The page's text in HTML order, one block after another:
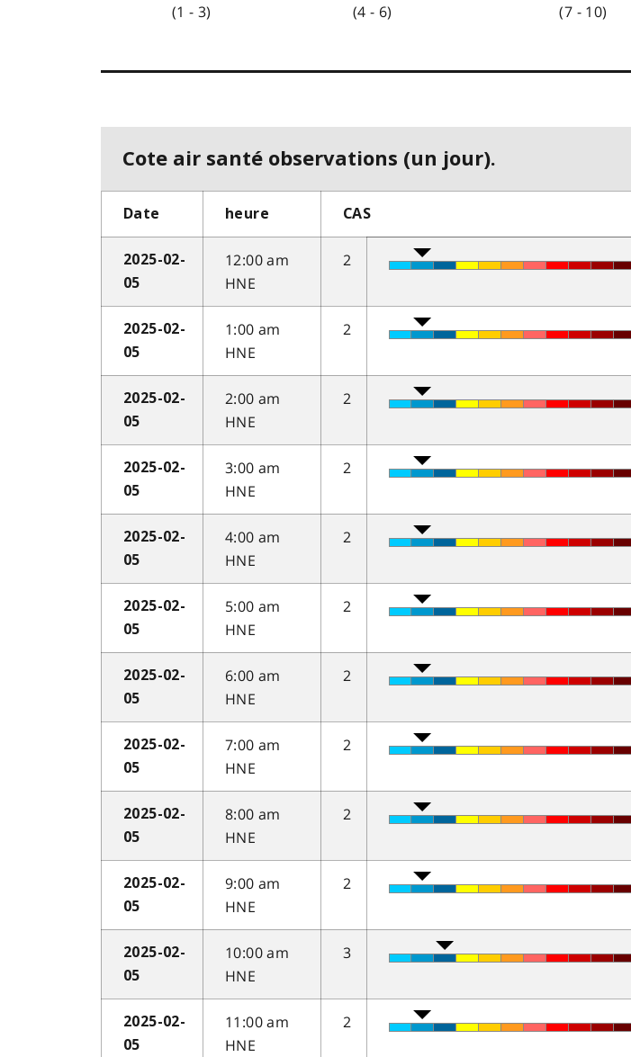
(1 - 3)
(4 - 6)
(7 - 10)
Cote air santé observations (un jour).
Date heure CAS
2025-02-
05
12:00 am
HNE
2
2025-02-
05
1:00 am
HNE
2
2025-02-
05
2:00 am
HNE
2
2025-02-
05
3:00 am
HNE
2
2025-02-
05
4:00 am
HNE
2
2025-02-
05
5:00 am
HNE
2
2025-02-
05
6:00 am
HNE
2
2025-02-
05
7:00 am
HNE
2
2025-02-
05
8:00 am
HNE
2
2025-02-
05
9:00 am
HNE
2
2025-02-
05
10:00 am
HNE
3
2025-02-
05
11:00 am
HNE
2